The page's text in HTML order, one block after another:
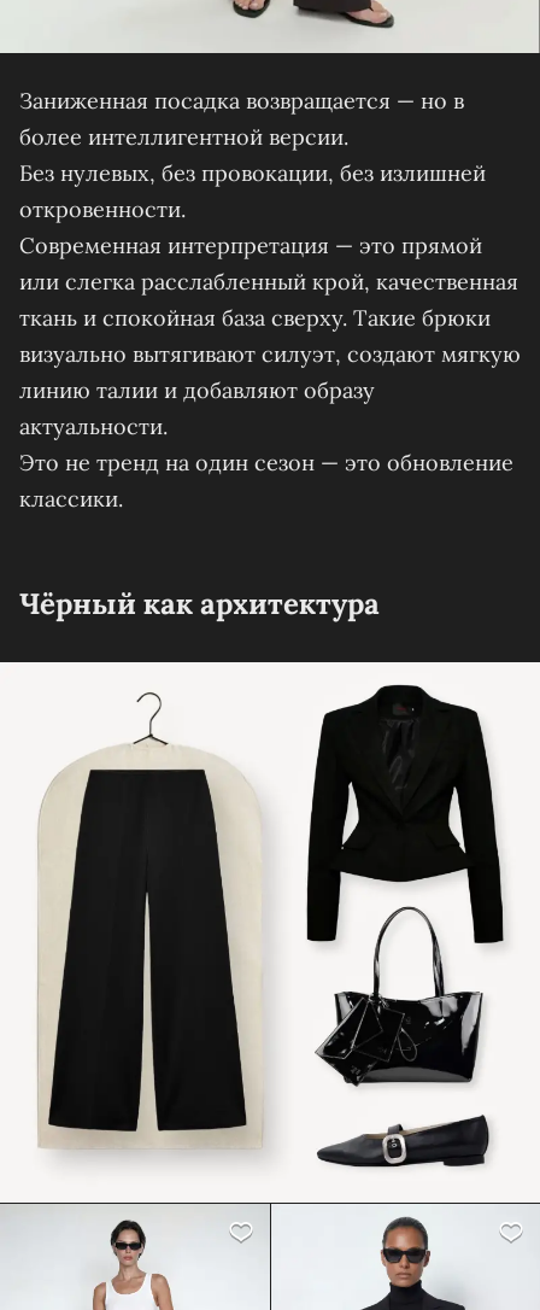
Заниженная посадка возвращается — но в
более интеллигентной версии.
Без нулевых, без провокации, без излишней
откровенности.
Современная интерпретация — это прямой
или слегка расслабленный крой, качественная
ткань и спокойная база сверху. Такие брюки
визуально вытягивают силуэт, создают мягкую
линию талии и добавляют образу
актуальности.
Это не тренд на один сезон — это обновление
классики.
Чёрный как архитектура